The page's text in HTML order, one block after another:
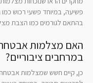
פשיעה, במיוחד פשעי רכוש כמו
בהתאם לגורמים כמו הצבת
האם מצלמות אבטחה
במרחבים ציבוריים?
כן, קיים חשש שמצלמות אבטחה